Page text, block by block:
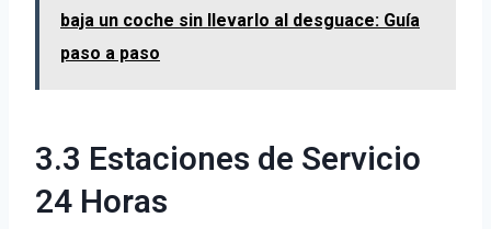
baja un coche sin llevarlo al desguace: Guía
paso a paso
3.3 Estaciones de Servicio
24 Horas